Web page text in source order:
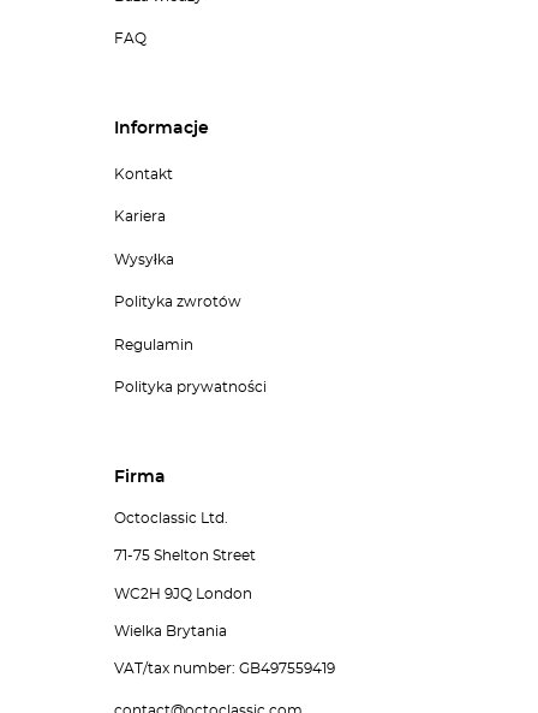
FAQ
Informacje
Kontakt
Kariera
Wysyłka
Polityka zwrotów
Regulamin
Polityka prywatności
Firma
Octoclassic Ltd.
71-75 Shelton Street
WC2H 9JQ London
Wielka Brytania
VAT/tax number: GB497559419